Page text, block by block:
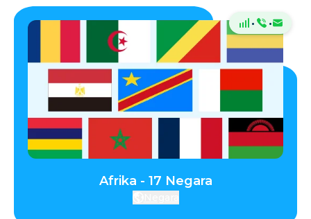
· ·
Afrika - 17 Negara